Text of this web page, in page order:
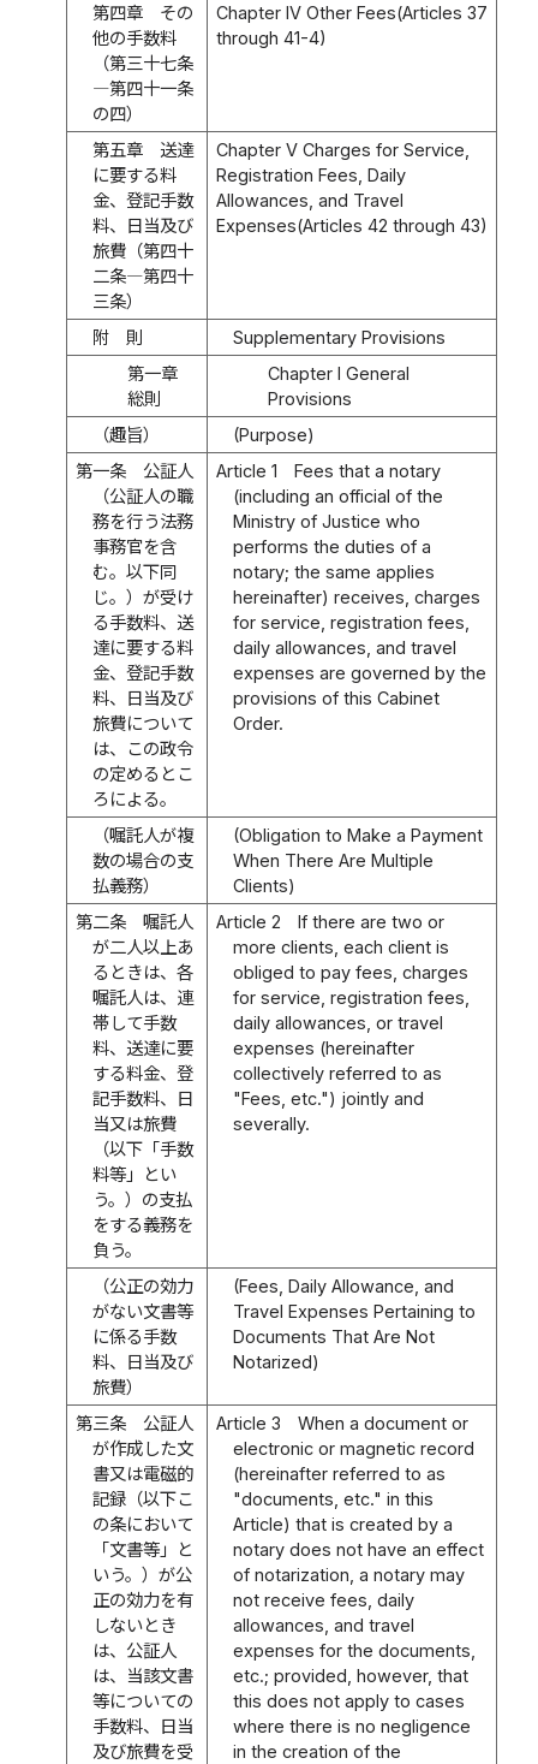
第四章 その
他の手数料
（第三十七条
―第四十一条
の四）
Chapter IV Other Fees(Articles 37
through 41-4)
第五章 送達
に要する料
金、登記手数
料、日当及び
旅費（第四十
二条―第四十
三条）
Chapter V Charges for Service,
Registration Fees, Daily
Allowances, and Travel
Expenses(Articles 42 through 43)
附 則
Supplementary Provisions
第一章
総則
Chapter I General
Provisions
（趣旨）
(Purpose)
第一条
公証人
（公証人の職
務を行う法務
事務官を含
む。以下同
じ。）が受け
る手数料、送
達に要する料
金、登記手数
料、日当及び
旅費について
は、この政令
の定めるとこ
ろによる。
Article 1
Fees that a notary
(including an official of the
Ministry of Justice who
performs the duties of a
notary; the same applies
hereinafter) receives, charges
for service, registration fees,
daily allowances, and travel
expenses are governed by the
provisions of this Cabinet
Order.
（嘱託人が複
数の場合の支
払義務）
(Obligation to Make a Payment
When There Are Multiple
Clients)
第二条
嘱託人
が二人以上あ
るときは、各
嘱託人は、連
帯して手数
料、送達に要
する料金、登
記手数料、日
当又は旅費
（以下「手数
料等」とい
う。）の支払
をする義務を
負う。
Article 2
If there are two or
more clients, each client is
obliged to pay fees, charges
for service, registration fees,
daily allowances, or travel
expenses (hereinafter
collectively referred to as
"Fees, etc.") jointly and
severally.
（公正の効力
がない文書等
に係る手数
料、日当及び
旅費）
(Fees, Daily Allowance, and
Travel Expenses Pertaining to
Documents That Are Not
Notarized)
第三条
公証人
が作成した文
書又は電磁的
記録（以下こ
の条において
「文書等」と
いう。）が公
正の効力を有
しないとき
は、公証人
は、当該文書
等についての
手数料、日当
及び旅費を受
Article 3
When a document or
electronic or magnetic record
(hereinafter referred to as
"documents, etc." in this
Article) that is created by a
notary does not have an effect
of notarization, a notary may
not receive fees, daily
allowances, and travel
expenses for the documents,
etc.; provided, however, that
this does not apply to cases
where there is no negligence
in the creation of the